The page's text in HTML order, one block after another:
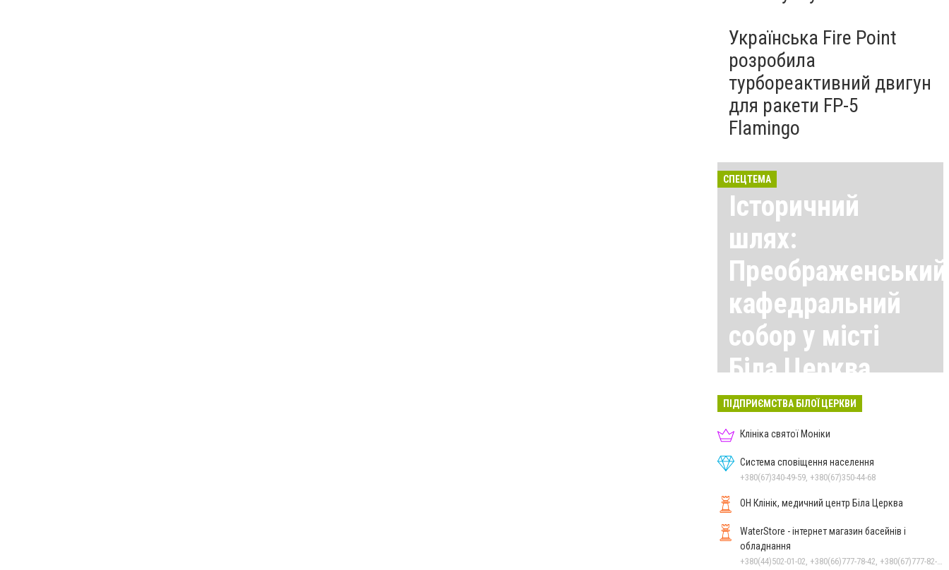
Українська Fire Point
розробила
турбореактивний двигун
для ракети FP-5
Flamingo
СПЕЦТЕМА
Історичний
шлях:
Преображенський
кафедральний
собор у місті
Біла Церква
Всі матеріали тут
ПІДПРИЄМСТВА БІЛОЇ ЦЕРКВИ
Клініка святої Моніки
Система сповіщення населення
+380(67)340-49-59, +380(67)350-44-68
ОН Клінік, медичний центр Біла Церква
WaterStore - інтернет магазин басейнів і
обладнання